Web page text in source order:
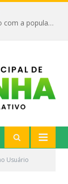
Um símbolo do mandato e do compromisso com a população
Usuário